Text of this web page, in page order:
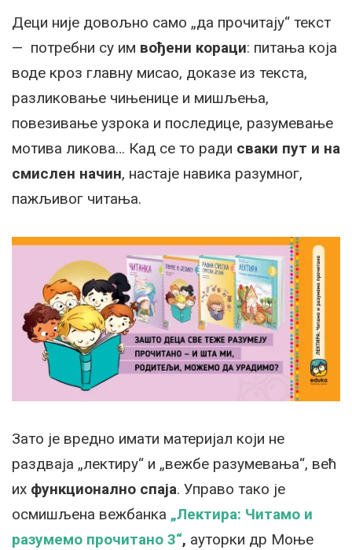
Деци није довољно само „да прочитају“ текст
— потребни су им вођени кораци: питања која
воде кроз главну мисао, доказе из текста,
разликовање чињенице и мишљења,
повезивање узрока и последице, разумевање
мотива ликова… Кад се то ради сваки пут и на
смислен начин, настаје навика разумног,
пажљивог читања.
Зато је вредно имати материјал који не
раздваја „лектиру“ и „вежбе разумевања“, већ
их функционално спаја. Управо тако је
осмишљена вежбанка „Лектирa: Читамо и
разумемо прочитано 3“, ауторки др Моње